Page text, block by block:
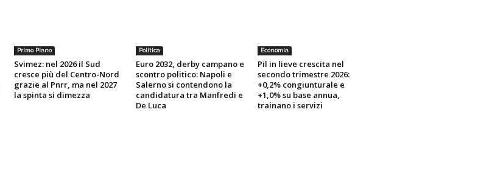
Primo Piano
Svimez: nel 2026 il Sud
cresce più del Centro-Nord
grazie al Pnrr, ma nel 2027
la spinta si dimezza
Politica
Euro 2032, derby campano e
scontro politico: Napoli e
Salerno si contendono la
candidatura tra Manfredi e
De Luca
Economia
Pil in lieve crescita nel
secondo trimestre 2026:
+0,2% congiunturale e
+1,0% su base annua,
trainano i servizi